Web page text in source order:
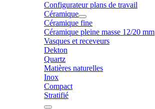
Configurateur plans de travail
Céramique
Céramique fine
Céramique pleine masse 12/20 mm
Vasques et receveurs
Dekton
Quartz
Matières naturelles
Inox
Compact
Stratifié